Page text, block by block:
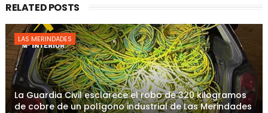
RELATED POSTS
LAS MERINDADES
La Guardia Civil esclarece el robo de 320 kilogramos
de cobre de un polígono industrial de Las Merindades